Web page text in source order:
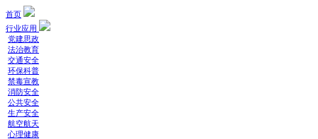
首页
行业应用
党建思政
法治教育
交通安全
环保科普
禁毒宣教
消防安全
公共安全
生产安全
航空航天
心理健康